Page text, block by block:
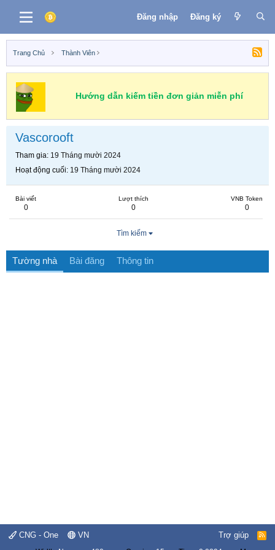
Đăng nhập Đăng ký
Trang Chủ Thành Viên
Hướng dẫn kiếm tiền đơn giản miễn phí
Vascorooft
Tham gia 19 Tháng mười 2024
Hoạt động cuối 19 Tháng mười 2024
Bài viết
0
Lượt thích
0
VNB Token
0
Tìm kiếm
Tường nhà Bài đăng Thông tin
CNG - One VN Trợ giúp
R